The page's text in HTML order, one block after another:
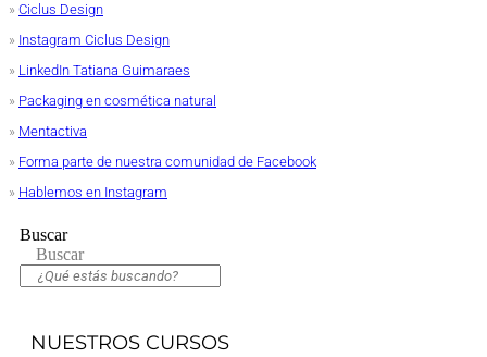
» Ciclus Design
» Instagram Ciclus Design
» LinkedIn Tatiana Guimaraes
» Packaging en cosmética natural
» Mentactiva
» Forma parte de nuestra comunidad de Facebook
» Hablemos en Instagram
Buscar
Buscar
NUESTROS CURSOS